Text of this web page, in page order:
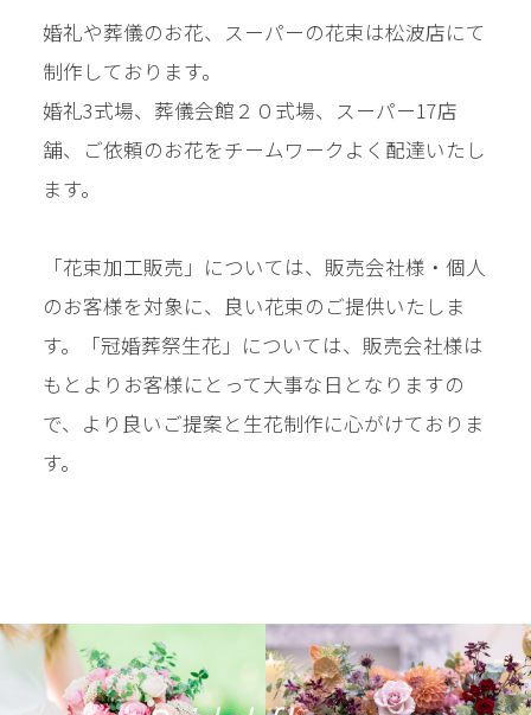
婚礼や葬儀のお花、スーパーの花束は松波店にて
制作しております。
婚礼3式場、葬儀会館２０式場、スーパー17店
舗、ご依頼のお花をチームワークよく配達いたし
ます。
「花束加工販売」については、販売会社様・個人
のお客様を対象に、良い花束のご提供いたしま
す。「冠婚葬祭生花」については、販売会社様は
もとよりお客様にとって大事な日となりますの
で、より良いご提案と生花制作に心がけておりま
す。